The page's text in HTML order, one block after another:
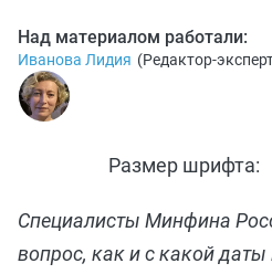
Над материалом работали:
Иванова Лидия (Редактор-
Размер шрифта:
Специалисты Минфина
вопрос, как и с какой